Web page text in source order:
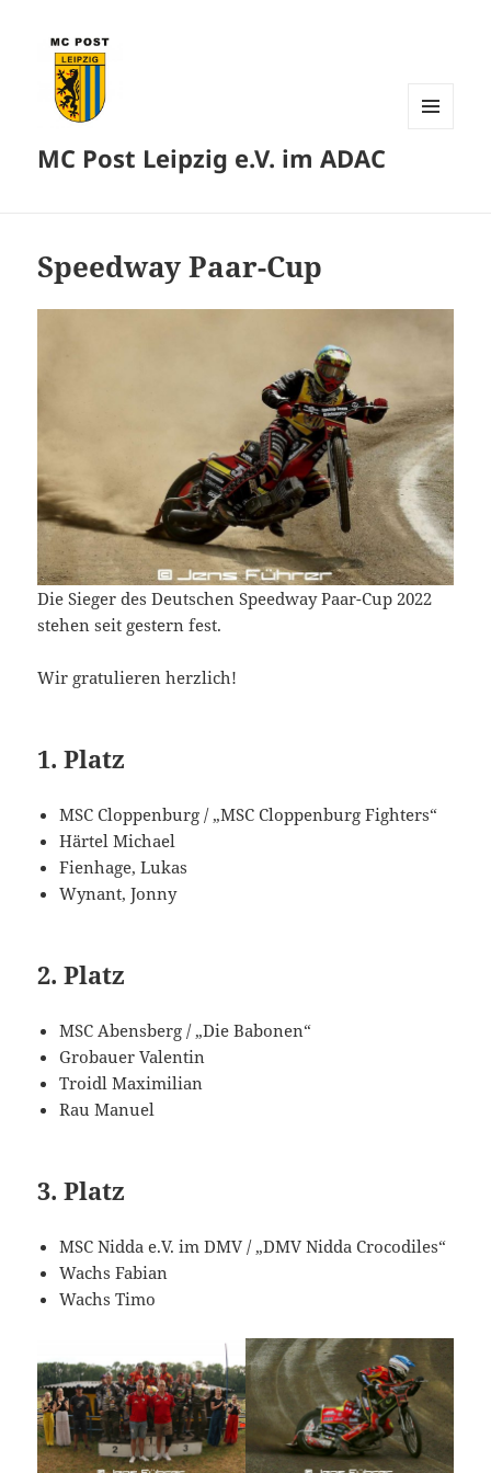
MC Post Leipzig e.V. im ADAC
Speedway Paar-Cup
Die Sieger des Deutschen Speedway Paar-Cup 2022
stehen seit gestern fest.
Wir gratulieren herzlich!
1. Platz
MSC Cloppenburg / „MSC Cloppenburg Fighters“
Härtel Michael
Fienhage, Lukas
Wynant, Jonny
2. Platz
MSC Abensberg / „Die Babonen“
Grobauer Valentin
Troidl Maximilian
Rau Manuel
3. Platz
MSC Nidda e.V. im DMV / „DMV Nidda Crocodiles“
Wachs Fabian
Wachs Timo